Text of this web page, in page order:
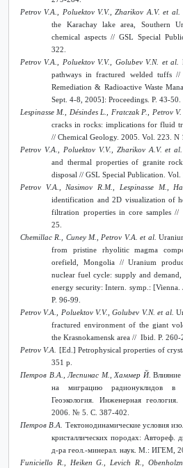
Petrov V.A., Poluektov V.V., Zharikov A.V. et al.
the Karachay lake area, Southern
chemical aspects // GSL Special
322.
Petrov V.A., Poluektov V.V., Golubev V.N. et al.
pathways in fractured welded tuffs
Remediation & Radioactive Waste
Sept. 4-8, 2005]: Proceedings. P. 43-50.
Lespinasse M., Désindes L., Fratczak P., Petrov V.
cracks in rocks: implications for fluid
// Chemical Geology. 2005. Vol.
Petrov V.A., Poluektov V.V., Zharikov A.V. et
and thermal properties of granite
disposal // GSL Special Publication.
Petrov V.A., Nasimov R.M., Lespinasse M.,
identification and 2D visualization of
filtration properties in core samples
25.
Chemillac R., Cuney M., Petrov V.A. et al.
from pristine rhyolitic magma
orefield, Mongolia // Uranium
nuclear fuel cycle: supply and
energy security: Intern. symp.: [Vienna.
P. 96-99.
Petrov V.A., Poluektov V.V., Golubev V.N. et al.
fractured environment of the giant
the Krasnokamensk area // Ibid. P. 260-
Petrov V.A.
[Ed.] Petrophysical properties of
351p
Петров В.А., Леспинас М., Хаммер Й. Влияние
на миграцию радионуклидов в
Геоэкология. Инженерная геология.
2006. № 5. С. 387-402.
Петров В.А. Тектонодинамические условия
кристаллических породах: Автореф.
д-ра геол.-минерал. наук. М .:ИГЕМ ,
Funiciello R., Heiken G., Levich R.,